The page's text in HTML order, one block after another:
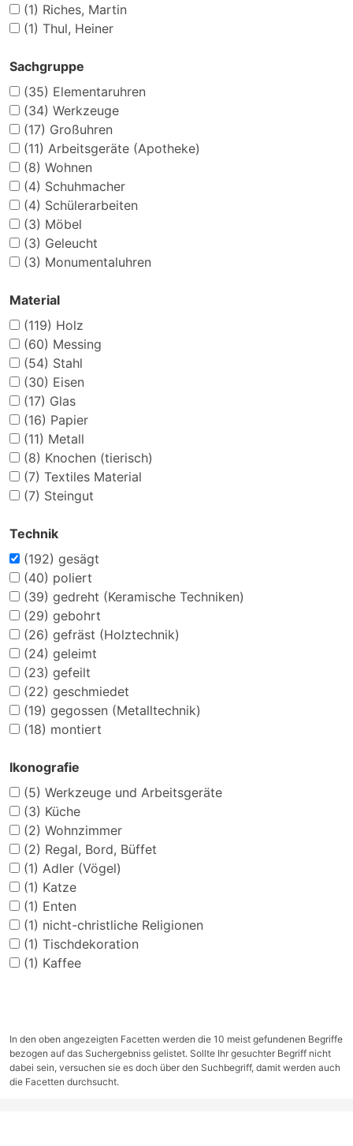
(1) Riches, Martin
(1) Thul, Heiner
Sachgruppe
(35) Elementaruhren
(34) Werkzeuge
(17) Großuhren
(11) Arbeitsgeräte (Apotheke)
(8) Wohnen
(4) Schuhmacher
(4) Schülerarbeiten
(3) Möbel
(3) Geleucht
(3) Monumentaluhren
Material
(119) Holz
(60) Messing
(54) Stahl
(30) Eisen
(17) Glas
(16) Papier
(11) Metall
(8) Knochen (tierisch)
(7) Textiles Material
(7) Steingut
Technik
(192) gesägt
(40) poliert
(39) gedreht (Keramische Techniken)
(29) gebohrt
(26) gefräst (Holztechnik)
(24) geleimt
(23) gefeilt
(22) geschmiedet
(19) gegossen (Metalltechnik)
(18) montiert
Ikonografie
(5) Werkzeuge und Arbeitsgeräte
(3) Küche
(2) Wohnzimmer
(2) Regal, Bord, Büffet
(1) Adler (Vögel)
(1) Katze
(1) Enten
(1) nicht-christliche Religionen
(1) Tischdekoration
(1) Kaffee
In den oben angezeigten Facetten werden die 10 meist gefundenen Begriffe
bezogen auf das Suchergebniss gelistet. Sollte Ihr gesuchter Begriff nicht
dabei sein, versuchen sie es doch über den Suchbegriff, damit werden auch
die Facetten durchsucht.